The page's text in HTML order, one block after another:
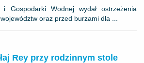
i Gospodarki Wodnej wydał ostrzeżenia
oraz przed burzami dla ...
Rey przy rodzinnym stole